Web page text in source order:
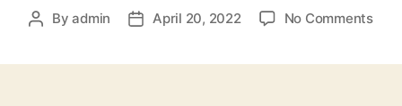
PostByadmin
PostApril 20, 2022 No Commentson